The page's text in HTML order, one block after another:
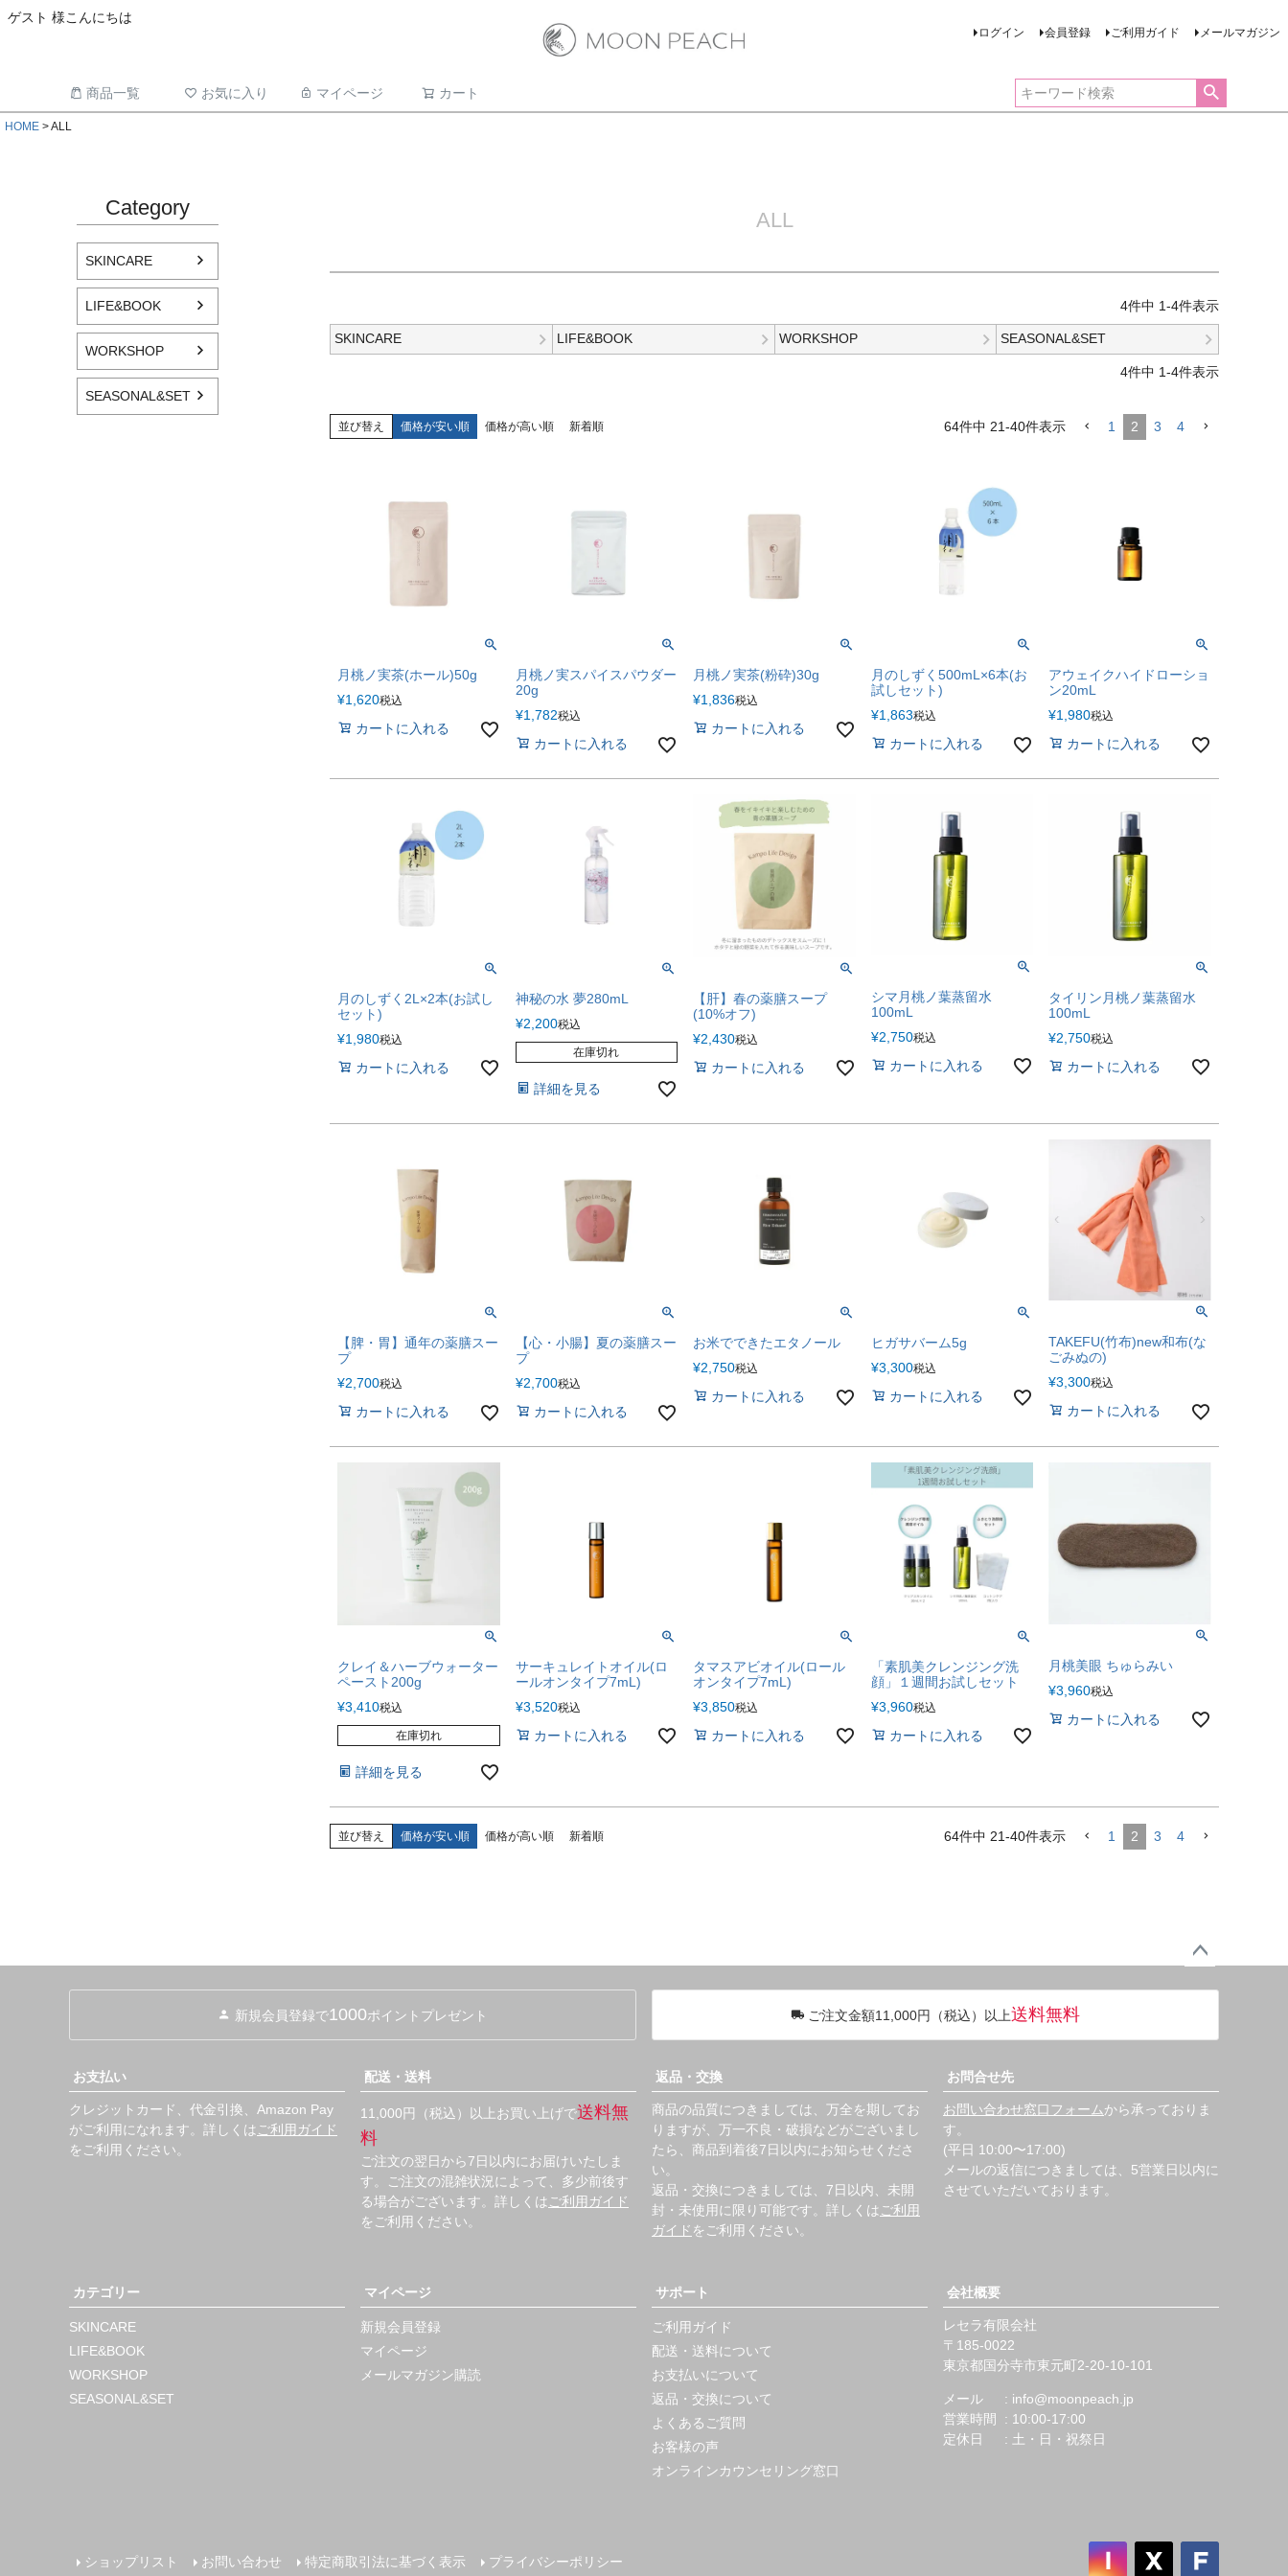
ゲスト 様こんにちは
ログイン 会員登録 ご利用ガイド メールマガジン
商品一覧 お気に入り マイページ カート
HOME ALL
Category
SKINCARE
LIFE&BOOK
WORKSHOP
SEASONAL&SET
ALL
4件中 1-4件表示
SKINCARE LIFE&BOOK WORKSHOP SEASONAL&SET
4件中 1-4件表示
並び替え 価格が安い順 価格が高い順 新着順 64件中 21-40件表示 1 2 3 4
月桃ノ実茶(ホール)50g
¥1,620税込
カートに入れる
月桃ノ実スパイスパウダー
20g
¥1,782税込
カートに入れる
月桃ノ実茶(粉砕)30g
¥1,836税込
カートに入れる
月のしずく500mL×6本(お
試しセット)
¥1,863税込
カートに入れる
アウェイクハイドローショ
ン20mL
¥1,980税込
カートに入れる
月のしずく2L×2本(お試し
セット)
¥1,980税込
カートに入れる
神秘の水 夢280mL
¥2,200税込
在庫切れ
詳細を見る
【肝】春の薬膳スープ
(10%オフ)
¥2,430税込
カートに入れる
シマ月桃ノ葉蒸留水
100mL
¥2,750税込
カートに入れる
タイリン月桃ノ葉蒸留水
100mL
¥2,750税込
カートに入れる
【脾・胃】通年の薬膳スー
プ
¥2,700税込
カートに入れる
【心・小腸】夏の薬膳スー
プ
¥2,700税込
カートに入れる
お米でできたエタノール
¥2,750税込
カートに入れる
ヒガサバーム5g
¥3,300税込
カートに入れる
TAKEFU(竹布)new和布(な
ごみぬの)
¥3,300税込
カートに入れる
クレイ＆ハーブウォーター
ペースト200g
¥3,410税込
在庫切れ
詳細を見る
サーキュレイトオイル(ロ
ールオンタイプ7mL)
¥3,520税込
カートに入れる
タマスアビオイル(ロール
オンタイプ7mL)
¥3,850税込
カートに入れる
「素肌美クレンジング洗
顔」１週間お試しセット
¥3,960税込
カートに入れる
月桃美眼 ちゅらみい
¥3,960税込
カートに入れる
並び替え 価格が安い順 価格が高い順 新着順 64件中 21-40件表示 1 2 3 4
へ
新規会員登録で1000ポイントプレゼント ご注文金額11,000円（税込）以上送料無料
お支払い
クレジットカード、代金引換、Amazon Pay
がご利用になれます。詳しくは ご利用ガイド
をご利用ください。
配送・送料
11,000円（税込）以上お買い上げで送料無
料
ご注文の翌日から7日以内にお届けいたしま
す。ご注文の混雑状況によって、多少前後す
る場合がございます。詳しくは ご利用ガイド
をご利用ください。
返品・交換
商品の品質につきましては、万全を期してお
りますが、万一不良・破損などがございまし
たら、商品到着後7日以内にお知らせくださ
い。
返品・交換につきましては、7日以内、未開
封・未使用に限り可能です。詳しくは ご利用
ガイド をご利用ください。
お問合せ先
お問い合わせ窓口フォームから承っておりま
す。
(平日 10:00〜17:00)
メールの返信につきましては、5営業日以内に
させていただいております。
カテゴリー
SKINCARE
LIFE&BOOK
WORKSHOP
SEASONAL&SET
マイページ
新規会員登録
マイページ
メールマガジン購読
サポート
ご利用ガイド
配送・送料について
お支払いについて
返品・交換について
よくあるご質問
お客様の声
オンラインカウンセリング窓口
会社概要
レセラ有限会社
185-0022
東京都国分寺市東元町2-20-10-101
メール
info@moonpeach.jp
営業時間
10:00-17:00
定休日
土・日・祝祭日
ショップリスト お問い合わせ 特定商取引法に基づく表示 プライバシーポリシー